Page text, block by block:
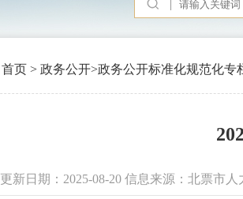
首页 > 政务公开>政务公开标准化规范化专
更新日期：2025-08-20 信息来源：北票市